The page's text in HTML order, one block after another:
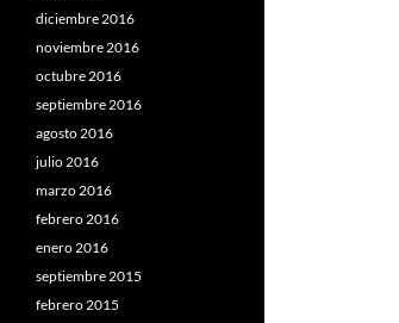
diciembre 2016
noviembre 2016
octubre 2016
septiembre 2016
agosto 2016
julio 2016
marzo 2016
febrero 2016
enero 2016
septiembre 2015
febrero 2015